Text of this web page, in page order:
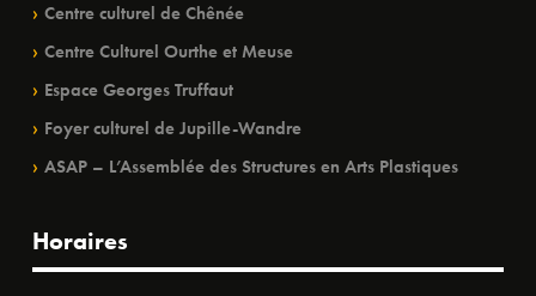
Centre culturel de Chênée
Centre Culturel Ourthe et Meuse
Espace Georges Truffaut
Foyer culturel de Jupille-Wandre
ASAP – L’Assemblée des Structures en Arts Plastiques
Horaires